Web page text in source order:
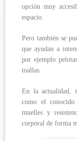
opción muy
espacio.
Pero también se
que ayudan a
por ejemplo
toallas.
En la actualidad,
como el
muelles y
corporal de forma